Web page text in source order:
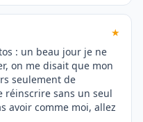
★
: un beau jour je ne
on me disait que mon
seulement de
réinscrire sans un seul
avoir comme moi, allez